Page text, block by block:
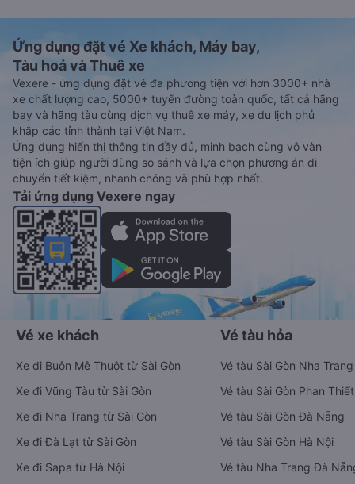
Ứng dụng đặt vé Xe khách, Máy bay,
Tàu hoả và Thuê xe
Vexere - ứng dụng đặt vé đa phương tiện với hơn 3000+ nhà
xe chất lượng cao, 5000+ tuyến đường toàn quốc, tất cả hãng
bay và hãng tàu cùng dịch vụ thuê xe máy, xe du lịch phủ
khắp các tỉnh thành tại Việt Nam.
Ứng dụng hiển thị thông tin đầy đủ, minh bạch cùng vô vàn
tiện ích giúp người dùng so sánh và lựa chọn phương án di
chuyển tiết kiệm, nhanh chóng và phù hợp nhất.
Tải ứng dụng Vexere ngay
Vé xe khách
Xe đi Buôn Mê Thuột từ Sài Gòn
Xe đi Vũng Tàu từ Sài Gòn
Xe đi Nha Trang từ Sài Gòn
Xe đi Đà Lạt từ Sài Gòn
Xe đi Sapa từ Hà Nội
Vé tàu hỏa
Vé tàu Sài Gòn Nha Trang
Vé tàu Sài Gòn Phan Thiết
Vé tàu Sài Gòn Đà Nẵng
Vé tàu Sài Gòn Hà Nội
Vé tàu Nha Trang Đà